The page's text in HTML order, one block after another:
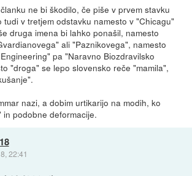
ne bi škodilo, če piše v prvem stavku
tudi v tretjem odstavku namesto v "Chicagu"
druga imena bi lahko ponašil, namesto
ali "Paznikovega", namesto
pa "Naravno Biozdravilsko
"droga" se lepo slovensko reče "mamila",
nazi, a dobim urtikarijo na modih, ko
podobne deformacije.
22:41